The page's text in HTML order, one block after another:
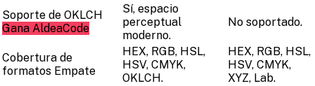
Soporte de OKLCH
Gana AldeaCode
Sí, espacio
perceptual
moderno.
No soportado.
Cobertura de
formatos Empate
HEX, RGB, HSL,
HSV, CMYK,
OKLCH.
HEX, RGB, HSL,
HSV, CMYK,
XYZ, Lab.